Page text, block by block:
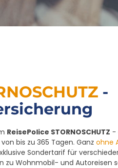
-
ReisePolice STORNOSCHUTZ -
bis zu 365 Tagen. Ganz ohne
Sondertarif für
zu Wohnmobil- und Autoreisen